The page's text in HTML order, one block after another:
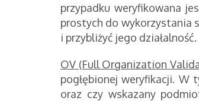
przypadku weryfikowana
prostych do wykorzystania
i przybliżyć jego działalność.
OV (Full Organization
pogłębionej weryfikacji. W
oraz czy wskazany